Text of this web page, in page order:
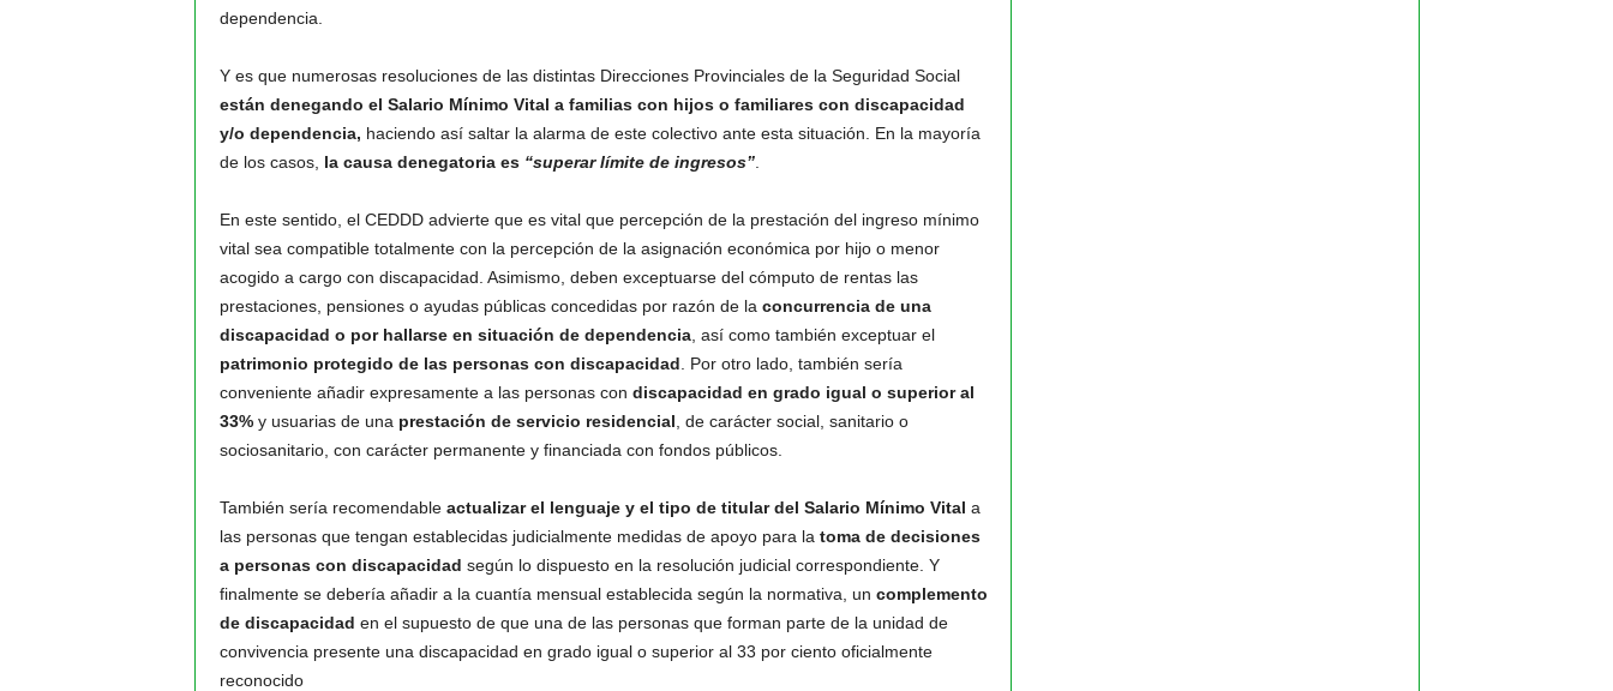
dependencia.
Y es que numerosas resoluciones de las distintas Direcciones Provinciales de la Seguridad Social
están denegando el Salario Mínimo Vital a familias con hijos o familiares con discapacidad
y/o dependencia, haciendo así saltar la alarma de este colectivo ante esta situación. En la mayoría
de los casos, la causa denegatoria es “superar límite de ingresos”.
En este sentido, el CEDDD advierte que es vital que percepción de la prestación del ingreso mínimo
vital sea compatible totalmente con la percepción de la asignación económica por hijo o menor
acogido a cargo con discapacidad. Asimismo, deben exceptuarse del cómputo de rentas las
prestaciones, pensiones o ayudas públicas concedidas por razón de la concurrencia de una
discapacidad o por hallarse en situación de dependencia, así como también exceptuar el
patrimonio protegido de las personas con discapacidad . Por otro lado, también sería
conveniente añadir expresamente a las personas con discapacidad en grado igual o superior al
33%y usuarias de una prestación de servicio residencial , de carácter social, sanitario o
sociosanitario, con carácter permanente y financiada con fondos públicos.
También sería recomendable actualizar el lenguaje y el tipo de titular del Salario Mínimo Vital a
las personas que tengan establecidas judicialmente medidas de apoyo para la toma de decisiones
a personas con discapacidad según lo dispuesto en la resolución judicial correspondiente. Y
finalmente se debería añadir a la cuantía mensual establecida según la normativa, un complemento
de discapacidad en el supuesto de que una de las personas que forman parte de la unidad de
convivencia presente una discapacidad en grado igual o superior al 33 por ciento oficialmente
reconocido